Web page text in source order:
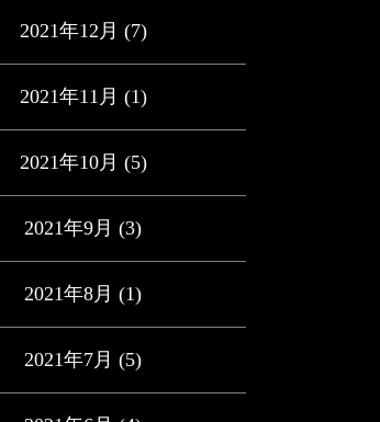
2021年12月 (7)
2021年11月 (1)
2021年10月 (5)
2021年9月 (3)
2021年8月 (1)
2021年7月 (5)